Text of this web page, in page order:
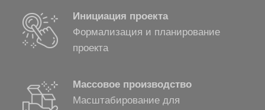
Инициация проекта
Формализация и планирование
проекта
Массовое производство
Масштабирование для